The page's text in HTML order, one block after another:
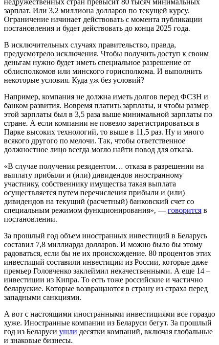
зарплат. Или 3,2 миллиона долларов по текущей курсу.
Ограничение начинает действовать с момента публикации
постановления и будет действовать до конца 2025 года.
В исключительных случаях правительство, правда,
предусмотрело исключения. Чтобы получить доступ к своим
деньгам нужно будет иметь специальное разрешение от
облисполкомов или минского горисполкома. И выполнить
некоторые условия. Куда уж без условий?
Например, компания не должна иметь долгов перед ФСЗН и
банком развития. Вовремя платить зарплаты, и чтобы размер
этой зарплаты был в 3,5 раза выше минимальной зарплаты по
стране. А если компании не повезло зарегистрироваться в
Парке высоких технологий, то выше в 11,5 раз. Ну и много
всякого другого по мелочи. Так, чтобы ответственное
должностное лицо всегда могло найти повод для отказа.
«В случае получения резидентом… отказа в разрешении на
выплату прибыли и (или) дивидендов иностранному
участнику, собственнику имущества такая выплата
осуществляется путем перечисления прибыли и (или)
дивидендов на текущий (расчетный) банковский счет со
специальным режимом функционирования», — говорится в
постановлении.
За прошлый год объем иностранных инвестиций в Беларусь
составил 7,8 миллиарда долларов. И можно было бы этому
радоваться, если бы не их происхождение. 80 процентов этих
инвестиций составили инвестиции из России, которые даже
премьер Головченко заклеймил некачественными. А еще 14 –
инвестиции из Кипра. То есть тоже российские и частично
беларуские. Которые возвращаются в страну из страха перед
западными санкциями.
А вот с настоящими иностранными инвестициями все гораздо
хуже. Иностранные компании из Беларуси бегут. За прошлый
год из Беларуси ушли десятки компаний, включая глобальные
и знаковые бизнесы.